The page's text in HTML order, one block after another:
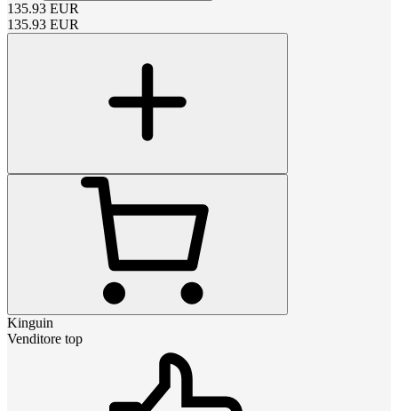
135.93 EUR
135.93 EUR
Kinguin
Venditore top